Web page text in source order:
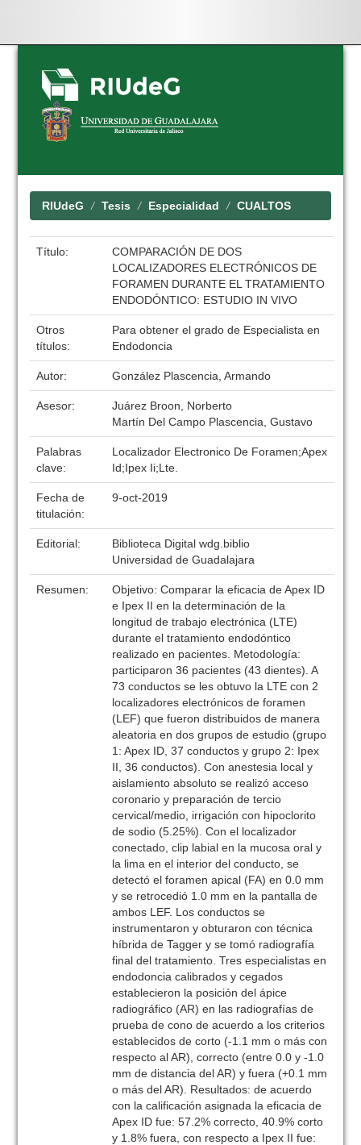
Skip
navigation
RIUdeG Tesis Especialidad CUALTOS
Título:
COMPARACIÓN DE DOS
LOCALIZADORES ELECTRÓNICOS DE
FORAMEN DURANTE EL TRATAMIENTO
ENDODÓNTICO: ESTUDIO IN VIVO
Otros
títulos:
Para obtener el grado de Especialista en
Endodoncia
Autor: González Plascencia, Armando
Asesor:
Juárez Broon, Norberto
Martín Del Campo Plascencia, Gustavo
Palabras
clave:
Localizador Electronico De Foramen;Apex
Id;Ipex Ii;Lte.
Fecha de
titulación:
9-oct-2019
Editorial:
Biblioteca Digital wdg.biblio
Universidad de Guadalajara
Resumen:
Objetivo: Comparar la eficacia de Apex ID
e Ipex II en la determinación de la
longitud de trabajo electrónica (LTE)
durante el tratamiento endodóntico
realizado en pacientes. Metodología:
participaron 36 pacientes (43 dientes). A
73 conductos se les obtuvo la LTE con 2
localizadores electrónicos de foramen
(LEF) que fueron distribuidos de manera
aleatoria en dos grupos de estudio (grupo
1: Apex ID, 37 conductos y grupo 2: Ipex
II, 36 conductos). Con anestesia local y
aislamiento absoluto se realizó acceso
coronario y preparación de tercio
cervical/medio, irrigación con hipoclorito
de sodio (5.25%). Con el localizador
conectado, clip labial en la mucosa oral y
la lima en el interior del conducto, se
detectó el foramen apical (FA) en 0.0 mm
y se retrocedió 1.0 mm en la pantalla de
ambos LEF. Los conductos se
instrumentaron y obturaron con técnica
híbrida de Tagger y se tomó radiografía
final del tratamiento. Tres especialistas en
endodoncia calibrados y cegados
establecieron la posición del ápice
radiográfico (AR) en las radiografías de
prueba de cono de acuerdo a los criterios
establecidos de corto (-1.1 mm o más con
respecto al AR), correcto (entre 0.0 y -1.0
mm de distancia del AR) y fuera (+0.1 mm
o más del AR). Resultados: de acuerdo
con la calificación asignada la eficacia de
Apex ID fue: 57.2% correcto, 40.9% corto
y 1.8% fuera, con respecto a Ipex II fue: